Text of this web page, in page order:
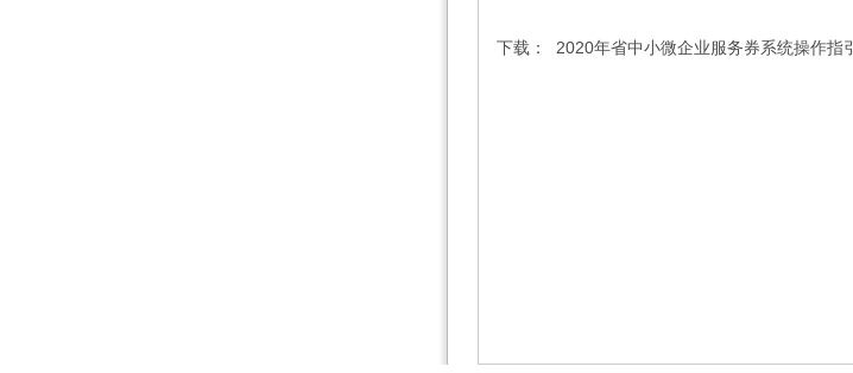
下载： 2020年省中小微企业服务券系统操作指引